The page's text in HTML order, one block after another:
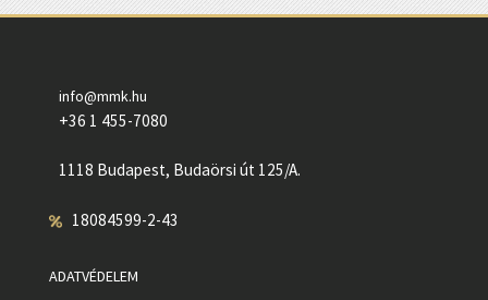
info@mmk.hu
+36 1 455-7080
1118 Budapest, Budaörsi út 125/A.
18084599-2-43
ADATVÉDELEM